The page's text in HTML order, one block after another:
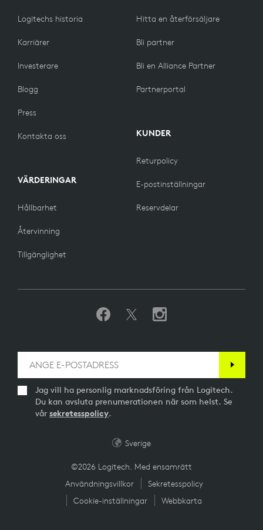
Logitechs historia
Karriärer
Investerare
Blogg
Press
Kontakta oss
VÄRDERINGAR
Hållbarhet
Återvinning
Tillgänglighet
Hitta en återförsäljare
Bli partner
Bli en Alliance Partner
Partnerportal
KUNDER
Returpolicy
E-postinställningar
Reservdelar
Jag vill ha personlig marknadsföring från Logitech.
Du kan avsluta prenumerationen när som helst. Se
vår sekretesspolicy.
©2026 Logitech. Med ensamrätt
Användningsvillkor
Sekretesspolicy
Cookie-inställningar
Webbkarta
Sverige